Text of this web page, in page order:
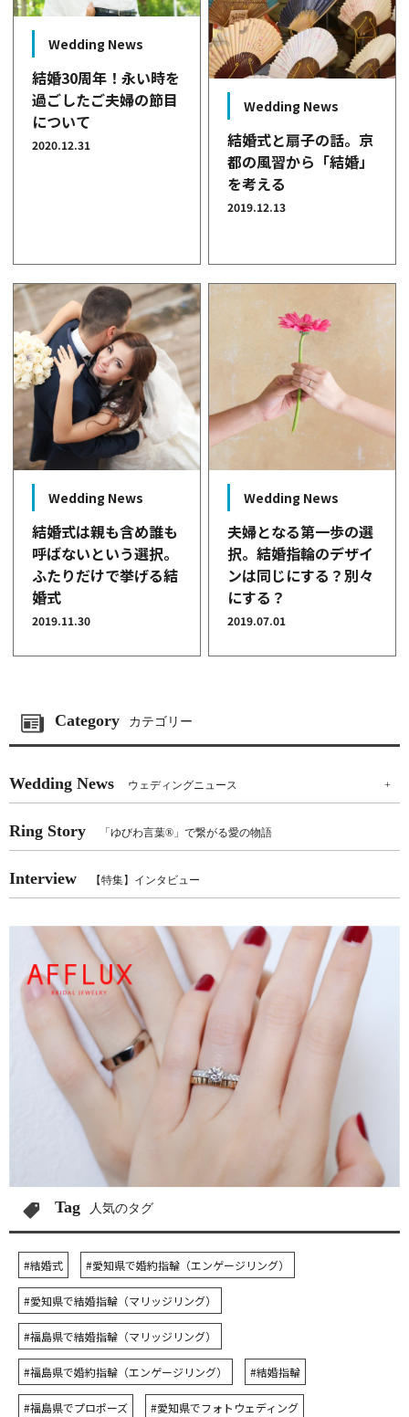
Wedding News
結婚30周年！永い時を
過ごしたご夫婦の節目
について
2020.12.31
Wedding News
結婚式と扇子の話。京
都の風習から「結婚」
を考える
2019.12.13
Wedding News
結婚式は親も含め誰も
呼ばないという選択。
ふたりだけで挙げる結
婚式
2019.11.30
Wedding News
夫婦となる第一歩の選
択。結婚指輪のデザイ
ンは同じにする？別々
にする？
2019.07.01
Category カテゴリー
Wedding News ウェディングニュース +
Ring Story 「ゆびわ言葉®」で繋がる愛の物語
Interview 【特集】インタビュー
Tag 人気のタグ
#結婚式 #愛知県で婚約指輪（エンゲージリング）
#愛知県で結婚指輪（マリッジリング）
#福島県で結婚指輪（マリッジリング）
#福島県で婚約指輪（エンゲージリング） #結婚指輪
#福島県でプロポーズ #愛知県でフォトウェディング